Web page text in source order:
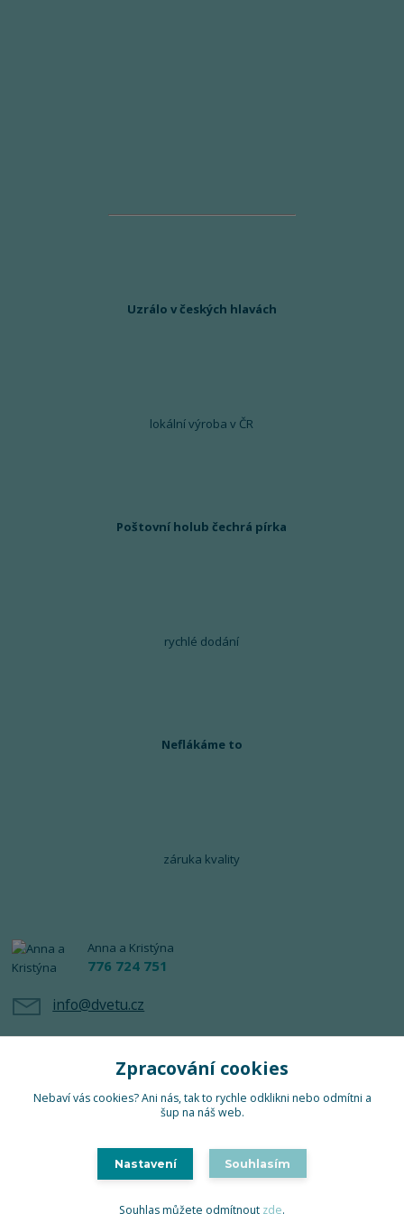
Uzrálo v českých hlavách
lokální výroba v ČR
Poštovní holub čechrá pírka
rychlé dodání
Neflákáme to
záruka kvality
Anna a Kristýna
776 724 751
info@dvetu.cz
Zpracování cookies
Nebaví vás cookies? Ani nás, tak to rychle odklikni nebo odmítni a
šup na náš web.
Nastavení Souhlasím
Souhlas můžete odmítnout zde.